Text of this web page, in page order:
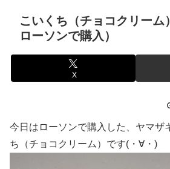
こいくち（チョコクリーム
ローソンで購入）
X
今日はローソンで購入した、ヤマザ
ち（チョコクリーム）です(・∀・)